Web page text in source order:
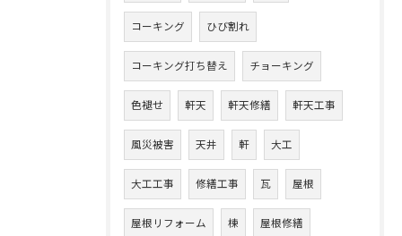
コーキング ひび割れ
コーキング打ち替え チョーキング
色褪せ 軒天 軒天修繕 軒天工事
風災被害 天井 軒 大工
大工工事 修繕工事 瓦 屋根
屋根リフォーム 棟 屋根修繕